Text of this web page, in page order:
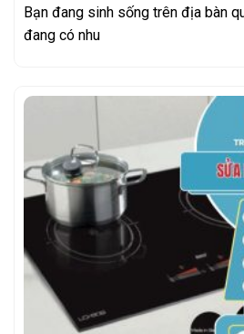
Bạn đang sinh sống trên địa bàn
đang có nhu